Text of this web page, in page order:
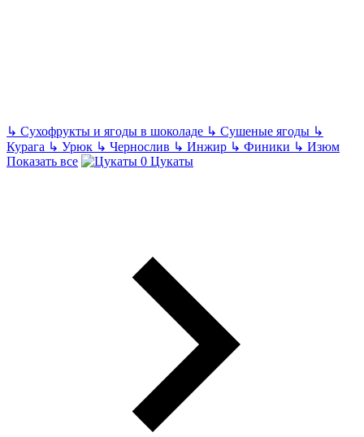
↳ Сухофрукты и ягоды в шоколаде ↳ Сушеные ягоды ↳
Курага ↳ Урюк ↳ Чернослив ↳ Инжир ↳ Финики ↳ Изюм
Показать все
Цукаты